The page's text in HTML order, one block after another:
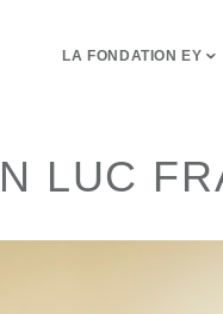
LA FONDATION EY
LUC